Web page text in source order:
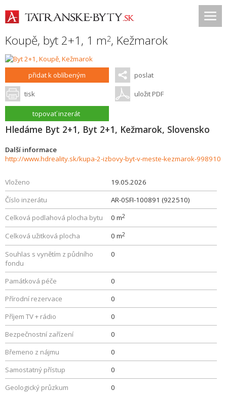
Koupě, byt 2+1, 1 m2, Kežmarok
přidat k oblíbeným poslat
tisk uložit PDF
topovať inzerát
Hledáme Byt 2+1, Byt 2+1, Kežmarok, Slovensko
Další informace
http://www.hdreality.sk/kupa-2-izbovy-byt-v-meste-kezmarok-998910
Vloženo
19.05.2026
Číslo inzerátu
AR-0SFI-100891 (922510)
Celková podlahová plocha bytu
0 m2
Celková užitková plocha 0 m2
Souhlas s vynětím z půdního
fondu
0
Památková péče
0
Přírodní rezervace
0
Příjem TV + rádio
0
Bezpečnostní zařízení
0
Břemeno z nájmu
0
Samostatný přístup
0
Geologický průzkum
0